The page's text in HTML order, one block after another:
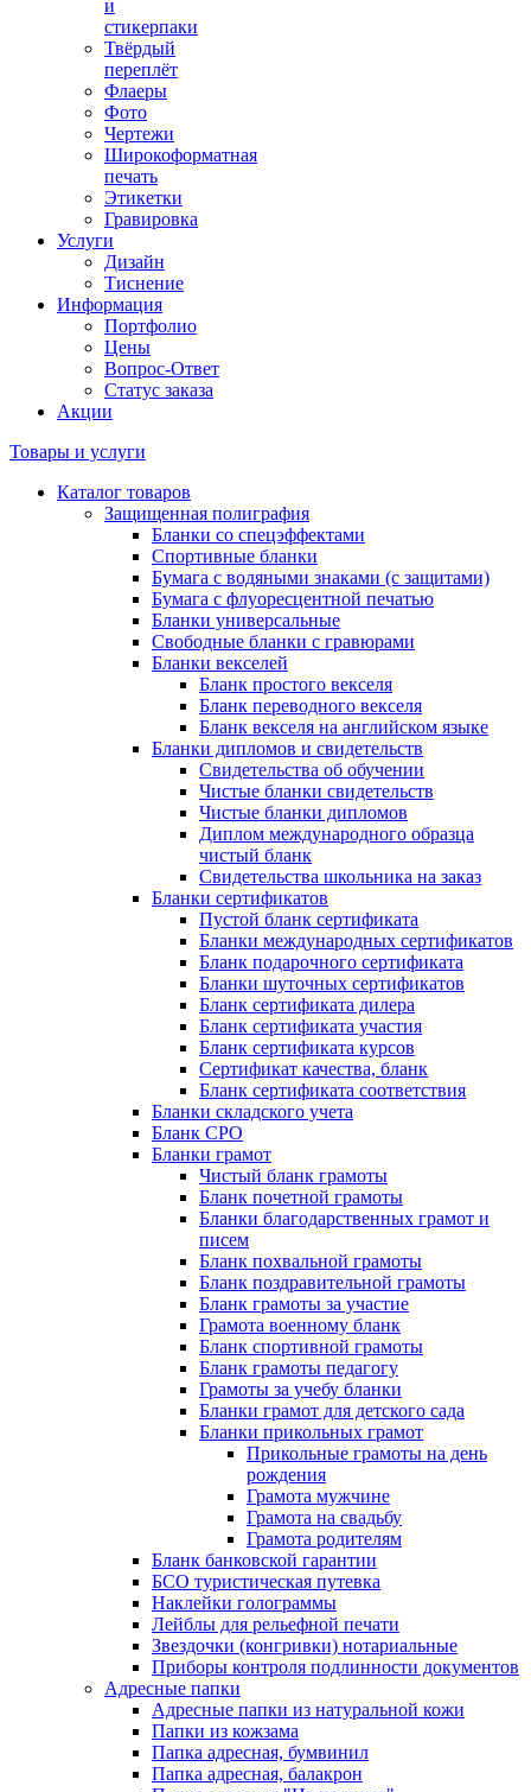
и
стикерпаки
Твёрдый
переплёт
Флаеры
Фото
Чертежи
Широкоформатная
печать
Этикетки
Гравировка
Услуги
Дизайн
Тиснение
Информация
Портфолио
Цены
Вопрос-Ответ
Статус заказа
Акции
Товары и услуги
Каталог товаров
Защищенная полиграфия
Бланки со спецэффектами
Спортивные бланки
Бумага с водяными знаками (с защитами)
Бумага с флуоресцентной печатью
Бланки универсальные
Свободные бланки с гравюрами
Бланки векселей
Бланк простого векселя
Бланк переводного векселя
Бланк векселя на английском языке
Бланки дипломов и свидетельств
Свидетельства об обучении
Чистые бланки свидетельств
Чистые бланки дипломов
Диплом международного образца
чистый бланк
Свидетельства школьника на заказ
Бланки сертификатов
Пустой бланк сертификата
Бланки международных сертификатов
Бланк подарочного сертификата
Бланки шуточных сертификатов
Бланк сертификата дилера
Бланк сертификата участия
Бланк сертификата курсов
Сертификат качества, бланк
Бланк сертификата соответствия
Бланки складского учета
Бланк СРО
Бланки грамот
Чистый бланк грамоты
Бланк почетной грамоты
Бланки благодарственных грамот и
писем
Бланк похвальной грамоты
Бланк поздравительной грамоты
Бланк грамоты за участие
Грамота военному бланк
Бланк спортивной грамоты
Бланк грамоты педагогу
Грамоты за учебу бланки
Бланки грамот для детского сада
Бланки прикольных грамот
Прикольные грамоты на день
рождения
Грамота мужчине
Грамота на свадьбу
Грамота родителям
Бланк банковской гарантии
БСО туристическая путевка
Наклейки голограммы
Лейблы для рельефной печати
Звездочки (конгривки) нотариальные
Приборы контроля подлинности документов
Адресные папки
Адресные папки из натуральной кожи
Папки из кожзама
Папка адресная, бумвинил
Папка адресная, балакрон